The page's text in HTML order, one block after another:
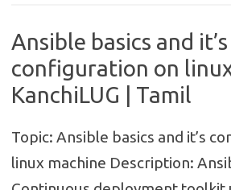
Ansible basics and it’s
configuration on linux
KanchiLUG | Tamil
Topic: Ansible basics and it’s
linux machine Description: